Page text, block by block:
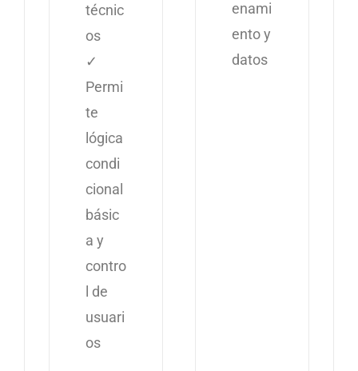
técnic
os
✓
Permi
te
lógica
condi
cional
básic
a y
contro
l de
usuari
os
enami
ento y
datos